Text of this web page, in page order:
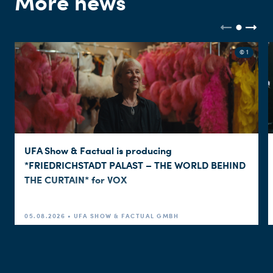
© 1
UFA Show & Factual is producing
*FRIEDRICHSTADT PALAST – THE WORLD BEHIND
THE CURTAIN* for VOX
05.08.2026 • UFA SHOW & FACTUAL GMBH